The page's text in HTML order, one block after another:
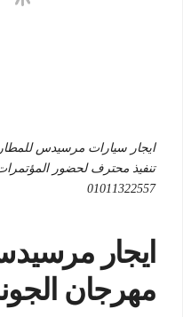
ايجار سيارات مرسيدس
تنفيذ محترف لحضور
01011322557
مهرجان